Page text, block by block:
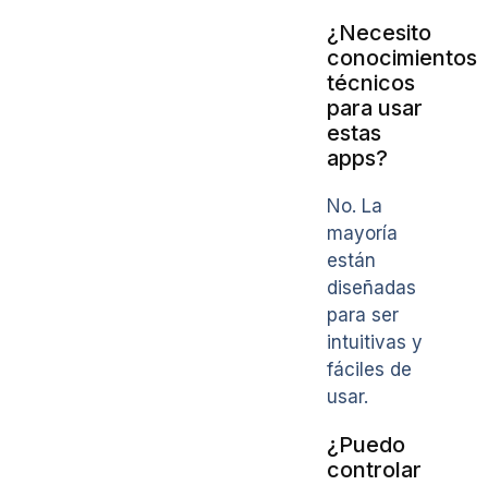
¿Necesito
conocimientos
técnicos
para usar
estas
apps?
No. La
mayoría
están
diseñadas
para ser
intuitivas y
fáciles de
usar.
¿Puedo
controlar